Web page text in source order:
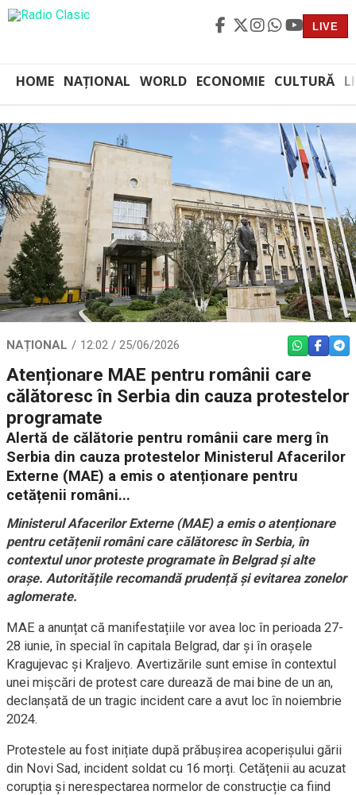
LIVE
HOME NAȚIONAL WORLD ECONOMIE CULTURĂ
NAȚIONAL 12:02 / 25/06/2026 WHATSAPP
Atenționare MAE pentru românii care
călătoresc în Serbia din cauza protestelor
programate
Alertă de călătorie pentru românii care merg în
Serbia din cauza protestelor Ministerul Afacerilor
Externe (MAE) a emis o atenționare pentru
cetățenii români...
Ministerul Afacerilor Externe (MAE) a emis o atenționare
pentru cetățenii români care călătoresc în Serbia, în
contextul unor proteste programate în Belgrad și alte
orașe. Autoritățile recomandă prudență și evitarea zonelor
aglomerate.
MAE a anunțat că manifestațiile vor avea loc în perioada 27-
28 iunie, în special în capitala Belgrad, dar și în orașele
Kragujevac și Kraljevo. Avertizările sunt emise în contextul
unei mișcări de protest care durează de mai bine de un an,
declanșată de un tragic incident care a avut loc în noiembrie
2024.
Protestele au fost inițiate după prăbușirea acoperișului gării
din Novi Sad, incident soldat cu 16 morți. Cetățenii au acuzat
corupția și nerespectarea normelor de construcție ca fiind